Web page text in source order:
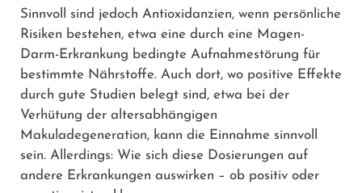
Sinnvoll sind jedoch Antioxidanzien, wenn persönliche
Risiken bestehen, etwa eine durch eine Magen-
Darm-Erkrankung bedingte Aufnahmestörung für
bestimmte Nährstoffe. Auch dort, wo positive Effekte
durch gute Studien belegt sind, etwa bei der
Verhütung der altersabhängigen
Makuladegeneration, kann die Einnahme sinnvoll
sein. Allerdings: Wie sich diese Dosierungen auf
andere Erkrankungen auswirken – ob positiv oder